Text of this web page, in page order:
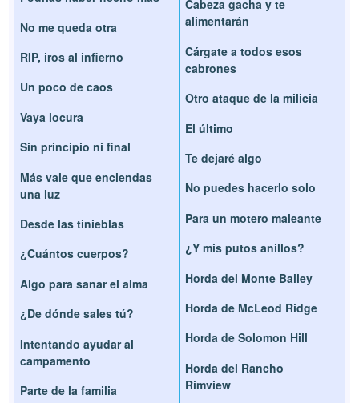
No me queda otra
RIP, iros al infierno
Un poco de caos
Vaya locura
Sin principio ni final
Más vale que enciendas
una luz
Desde las tinieblas
¿Cuántos cuerpos?
Algo para sanar el alma
¿De dónde sales tú?
Intentando ayudar al
campamento
Parte de la familia
Cabeza gacha y te
alimentarán
Cárgate a todos esos
cabrones
Otro ataque de la milicia
El último
Te dejaré algo
No puedes hacerlo solo
Para un motero maleante
¿Y mis putos anillos?
Horda del Monte Bailey
Horda de McLeod Ridge
Horda de Solomon Hill
Horda del Rancho
Rimview